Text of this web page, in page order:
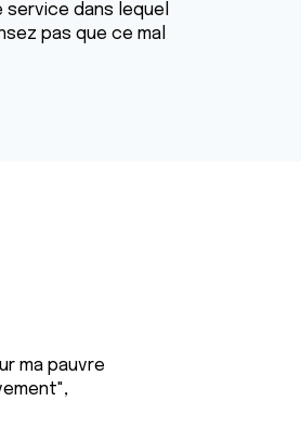
dans lequel
pas que ce mal
ma pauvre